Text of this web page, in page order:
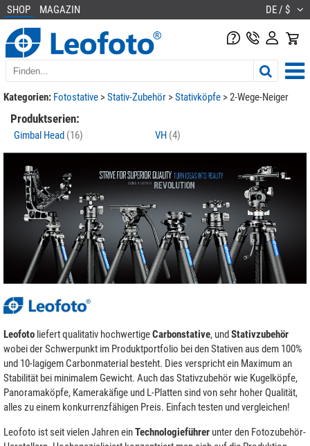
SHOP MAGAZIN DE / $
Kategorien: Fotostative >Stativ-Zubehör >Stativköpfe >2-Wege-Neiger
Produktserien:
Gimbal Head (16) VH (4)
Leofoto liefert qualitativ hochwertigeCarbonstative, undStativzubehör
wobei der Schwerpunkt im Produktportfolio bei den Stativen aus dem 100%
und 10-lagigem Carbonmaterial besteht. Dies verspricht ein Maximum an
Stabilität bei minimalem Gewicht. Auch das Stativzubehör wie Kugelköpfe,
Panoramaköpfe, Kamerakäfige und L-Platten sind von sehr hoher Qualität,
alles zu einem konkurrenzfähigen Preis. Einfach testen und vergleichen!
Leofoto ist seit vielen Jahren einTechnologieführer unter den Fotozubehör-